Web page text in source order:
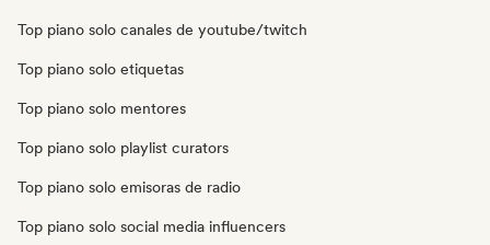
Top piano solo canales de youtube/twitch
Top piano solo etiquetas
Top piano solo mentores
Top piano solo playlist curators
Top piano solo emisoras de radio
Top piano solo social media influencers